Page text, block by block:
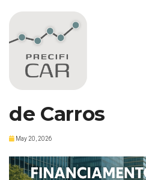
Novo
Facilita
de Carros
May 20, 2026